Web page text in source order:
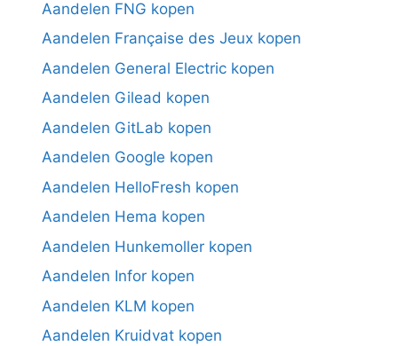
Aandelen FNG kopen
Aandelen Française des Jeux kopen
Aandelen General Electric kopen
Aandelen Gilead kopen
Aandelen GitLab kopen
Aandelen Google kopen
Aandelen HelloFresh kopen
Aandelen Hema kopen
Aandelen Hunkemoller kopen
Aandelen Infor kopen
Aandelen KLM kopen
Aandelen Kruidvat kopen